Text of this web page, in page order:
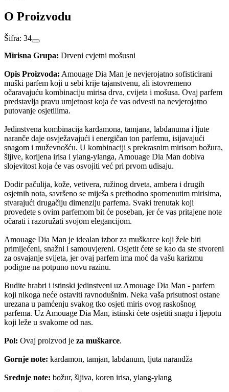
O Proizvodu
Šifra: 34
Mirisna Grupa: Drveni cvjetni mošusni
Opis Proizvoda: Amouage Dia Man je nevjerojatno sofisticirani
muški parfem koji u sebi krije tajanstvenu, ali istovremeno
očaravajuću kombinaciju mirisa drva, cvijeta i mošusa. Ovaj parfem
predstavlja pravu umjetnost koja će vas odvesti na nevjerojatno
putovanje osjetilima.
Jedinstvena kombinacija kardamona, tamjana, labdanuma i ljute
naranče daje osvježavajući i energičan ton parfemu, isijavajući
snagom i muževnošću. U kombinaciji s prekrasnim mirisom božura,
šljive, korijena irisa i ylang-ylanga, Amouage Dia Man dobiva
slojevitost koja će vas osvojiti već pri prvom udisaju.
Dodir pačulija, kože, vetivera, ružinog drveta, ambera i drugih
osjetnih nota, savršeno se miješa s prethodno spomenutim mirisima,
stvarajući drugačiju dimenziju parfema. Svaki trenutak koji
provedete s ovim parfemom bit će poseban, jer će vas pritajene note
očarati i razoružati svojom elegancijom.
Amouage Dia Man je idealan izbor za muškarce koji žele biti
primijećeni, snažni i samouvjereni. Osjetit ćete se kao da ste stvoreni
za osvajanje svijeta, jer ovaj parfem ima moć da vašu karizmu
podigne na potpuno novu razinu.
Budite hrabri i istinski jedinstveni uz Amouage Dia Man - parfem
koji nikoga neće ostaviti ravnodušnim. Neka vaša prisutnost ostane
urezana u pamćenju svakog tko osjeti miris ovog raskošnog
parfema. Uz Amouage Dia Man, istinski ćete osjetiti snagu i ljepotu
koji leže u svakome od nas.
Pol: Ovaj proizvod je za muškarce.
Gornje note: kardamon, tamjan, labdanum, ljuta narandža
Srednje note: božur, šljiva, koren irisa, ylang-ylang